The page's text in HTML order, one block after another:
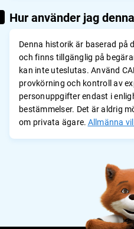
Hur använder jag
Denna historik är baserad på
och finns tillgänglig på
kan inte uteslutas. Använd
provkörning och kontroll av
personuppgifter endast i
bestämmelser. Det är aldrig
om privata ägare. Allmänna